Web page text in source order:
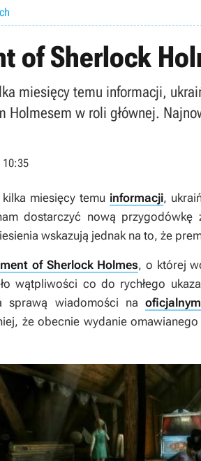
of Sherlock
miesięcy temu informacji,
Holmesem w roli głównej.
10:35
miesięcy temu informacji,
dostarczyć nową
wskazują jednak na to, że
of Sherlock Holmes, o której
wątpliwości co do rychłego
sprawą wiadomości na
że obecnie wydanie